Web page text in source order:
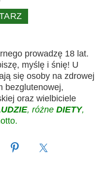
prowadzę 18 lat.
myślę i śnię! U
się osoby na zdrowej
bezglutenowej,
oraz wielbiciele
, różne DIETY,